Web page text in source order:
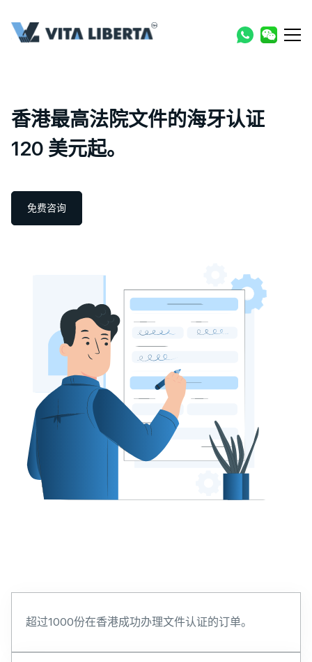
香港最高法院文件的海牙认证
120 美元起。
免费咨询
超过1000份在香港成功办理文件认证的订单。